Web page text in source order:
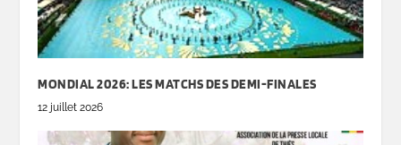
MONDIAL 2026: LES MATCHS DES DEMI-FINALES
12 juillet 2026